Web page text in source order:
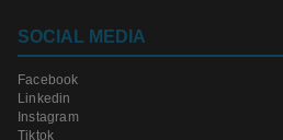
SOCIAL MEDIA
Facebook
Linkedin
Instagram
Tiktok